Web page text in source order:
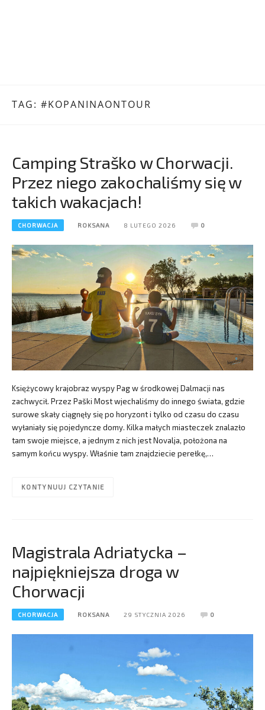
TAG: #KOPANINAONTOUR
Camping Straško w Chorwacji.
Przez niego zakochaliśmy się w
takich wakacjach!
CHORWACJA ROKSANA 8 LUTEGO 2026 0
Księżycowy krajobraz wyspy Pag w środkowej Dalmacji nas
zachwycił. Przez Paški Most wjechaliśmy do innego świata, gdzie
surowe skały ciągnęły się po horyzont i tylko od czasu do czasu
wyłaniały się pojedyncze domy. Kilka małych miasteczek znalazło
tam swoje miejsce, a jednym z nich jest Novalja, położona na
samym końcu wyspy. Właśnie tam znajdziecie perełkę,…
KONTYNUUJ CZYTANIE
Magistrala Adriatycka –
najpiękniejsza droga w
Chorwacji
CHORWACJA ROKSANA 29 STYCZNIA 2026 0